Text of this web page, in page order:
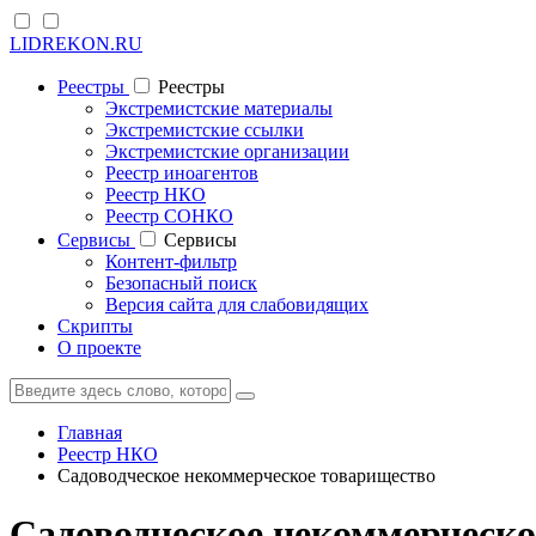
LIDREKON.RU
Реестры
Реестры
Экстремистские материалы
Экстремистские ссылки
Экстремистские организации
Реестр иноагентов
Реестр НКО
Реестр СОНКО
Cервисы
Cервисы
Контент-фильтр
Безопасный поиск
Версия сайта для слабовидящих
Скрипты
О проекте
Главная
Реестр НКО
Садоводческое некоммерческое товарищество